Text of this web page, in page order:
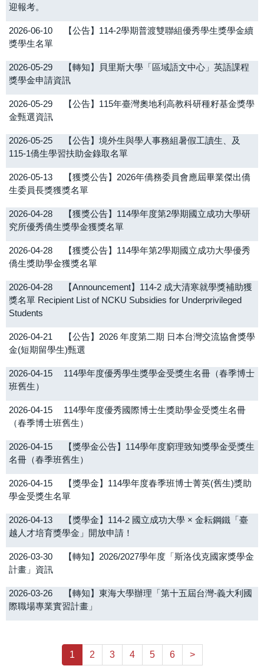
迎報考。
2026-06-10
【公告】114-2學期普渡雙聯組優秀學生獎學金續
獎學生名單
2026-05-29
【轉知】貝里斯大學「區域語文中心」英語課程
獎學金申請資訊
2026-05-29
【公告】115年臺灣奧地利高教科研種籽基金獎學
金甄選資訊
2026-05-25
【公告】境外生與學人事務組暑假工讀生、及
115-1僑生學習扶助金錄取名單
2026-05-13
【獲獎公告】2026年僑務委員會應屆畢業傑出僑
生委員長獎獲獎名單
2026-04-28
【獲獎公告】114學年度第2學期國立成功大學研
究所優秀僑生獎學金獲獎名單
2026-04-28
【獲獎公告】114學年第2學期國立成功大學優秀
僑生獎助學金獲獎名單
2026-04-28
【Announcement】114-2 成大清寒就學獎補助獲
獎名單 Recipient List of NCKU Subsidies for Underprivileged
Students
2026-04-21
【公告】2026 年度第二期 日本台灣交流協會獎學
金(短期留學生)甄選
2026-04-15
114學年度優秀學生獎學金受獎生名冊（春季博士
班舊生）
2026-04-15
114學年度優秀國際博士生獎助學金受獎生名冊
（春季博士班舊生）
2026-04-15
【獎學金公告】114學年度窮理致知獎學金受獎生
名冊（春季班舊生）
2026-04-15
【獎學金】114學年度春季班博士菁英(舊生)獎助
學金受獎生名單
2026-04-13
【獎學金】114-2 國立成功大學 × 金耘鋼鐵「臺
越人才培育獎學金」開放申請！
2026-03-30
【轉知】2026/2027學年度「斯洛伐克國家獎學金
計畫」資訊
2026-03-26
【轉知】東海大學辦理「第十五屆台灣-義大利國
際職場專業實習計畫」
1 2 3 4 5 6 >